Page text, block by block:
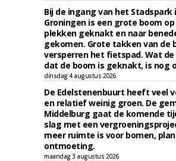
Bij de ingang van het Stadspark
Groningen is een grote boom
plekken geknakt en naar
gekomen. Grote takken van de
versperren het fietspad. Wat de
dat de boom is geknakt, is nog
dinsdag 4 augustus 2026
De Edelstenenbuurt heeft veel
en relatief weinig groen. De
Middelburg gaat de komende
slag met een
meer ruimte is voor bomen,
ontmoeting.
maandag 3 augustus 2026